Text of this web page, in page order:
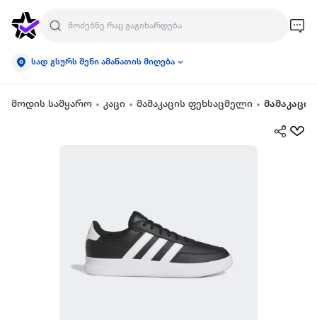
სად გსურს შენი ამანათის მიღება
მოდის სამყარო კაცი მამაკაცის ფეხსაცმელი